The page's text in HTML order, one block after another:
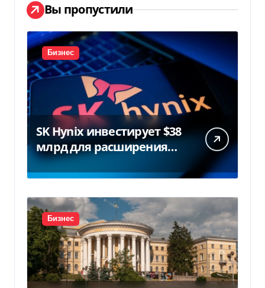
Вы пропустили
Бизнес
SK Hynix инвестирует $38
млрд для расширения
заводов в Южной Корее
Бизнес